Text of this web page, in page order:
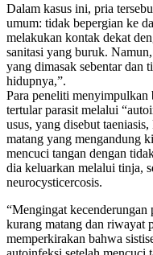
Dalam kasus ini, pria
umum: tidak bepergian ke
melakukan kontak dekat
sanitasi yang buruk.
yang dimasak sebentar dan
hidupnya,”.
Para peneliti menyimpulkan
tertular parasit melalui
usus, yang disebut
matang yang mengandung
mencuci tangan dengan
dia keluarkan melalui tinja,
neurocysticercosis.
“Mengingat kecenderungan
kurang matang dan riwayat
memperkirakan bahwa